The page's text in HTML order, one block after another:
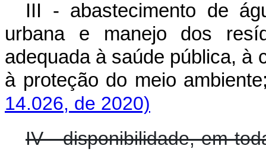
III - abastecimento de
urbana e manejo dos
adequada à saúde pública, à
à proteção do meio
14.026, de 2020)
IV - disponibilidade, em